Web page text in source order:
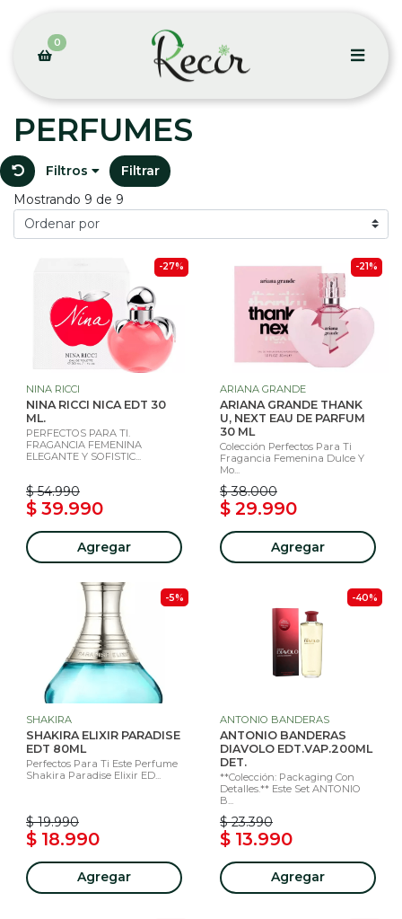
0
PERFUMES
Filtros
Filtrar
Mostrando 9 de 9
-27%
NINA RICCI
NINA RICCI NICA EDT 30
ML.
PERFECTOS PARA TI.
FRAGANCIA FEMENINA
ELEGANTE Y SOFISTIC...
$ 54.990
$ 39.990
Agregar
-21%
ARIANA GRANDE
ARIANA GRANDE THANK
U, NEXT EAU DE PARFUM
30 ML
Colección Perfectos Para Ti
Fragancia Femenina Dulce Y
Mo...
$ 38.000
$ 29.990
Agregar
-5%
SHAKIRA
SHAKIRA ELIXIR PARADISE
EDT 80ML
Perfectos Para Ti Este Perfume
Shakira Paradise Elixir ED...
$ 19.990
$ 18.990
Agregar
-40%
ANTONIO BANDERAS
ANTONIO BANDERAS
DIAVOLO EDT.VAP.200ML
DET.
**Colección: Packaging Con
Detalles.** Este Set ANTONIO
B...
$ 23.390
$ 13.990
Agregar